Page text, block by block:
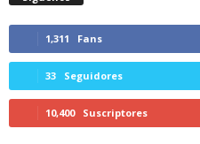
1,311 Fans
33 Seguidores
10,400 Suscriptores